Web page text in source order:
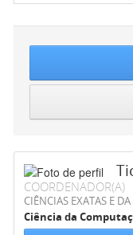
COORDENADOR(A)
CIÊNCIAS EXATAS E DA
Ciência da